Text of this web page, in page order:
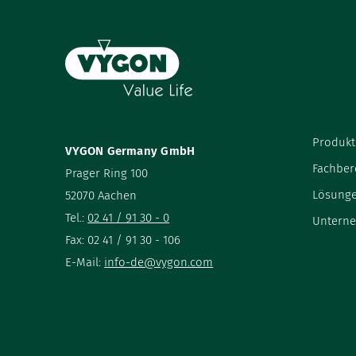
VYGON Germany GmbH
Prager Ring 100
52070 Aachen
Tel.: 02 41 / 91 30 - 0
Fax: 02 41 / 91 30 - 106
E-Mail: info-de@vygon.com